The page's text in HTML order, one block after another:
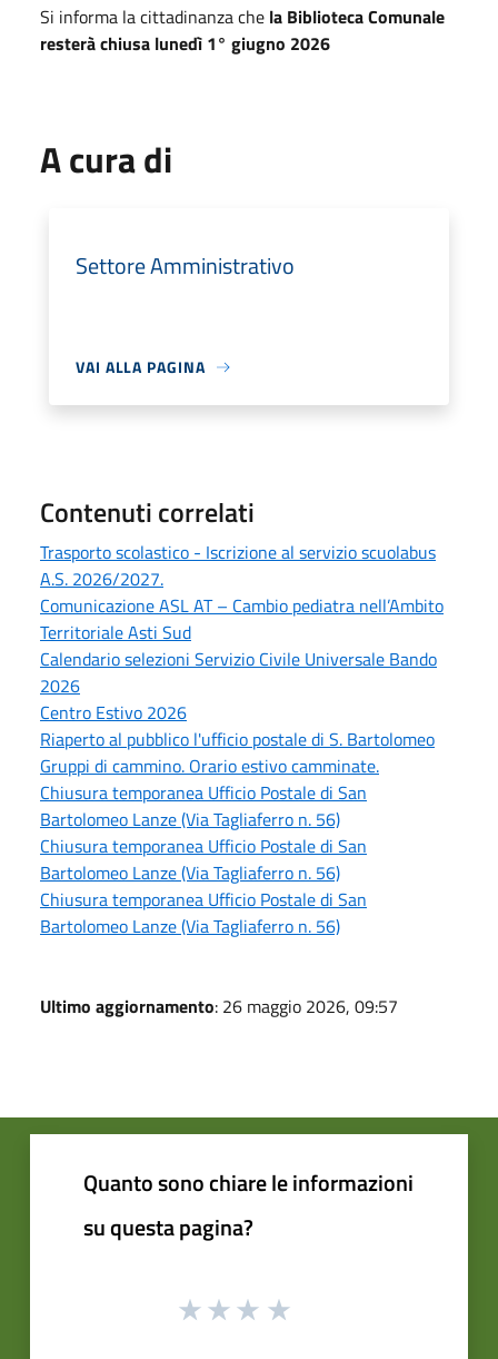
Si informa la cittadinanza che la Biblioteca Comunale
resterà chiusa lunedì 1° giugno 2026
A cura di
Settore Amministrativo
VAI ALLA PAGINA
Contenuti correlati
Trasporto scolastico - Iscrizione al servizio scuolabus
A.S. 2026/2027.
Comunicazione ASL AT – Cambio pediatra nell’Ambito
Territoriale Asti Sud
Calendario selezioni Servizio Civile Universale Bando
2026
Centro Estivo 2026
Riaperto al pubblico l'ufficio postale di S. Bartolomeo
Gruppi di cammino. Orario estivo camminate.
Chiusura temporanea Ufficio Postale di San
Bartolomeo Lanze (Via Tagliaferro n. 56)
Chiusura temporanea Ufficio Postale di San
Bartolomeo Lanze (Via Tagliaferro n. 56)
Chiusura temporanea Ufficio Postale di San
Bartolomeo Lanze (Via Tagliaferro n. 56)
Ultimo aggiornamento: 26 maggio 2026, 09:57
Quanto sono chiare le informazioni
su questa pagina?